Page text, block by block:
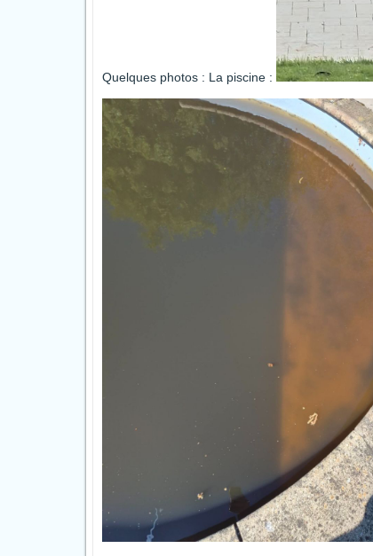
Quelques photos : La piscine :